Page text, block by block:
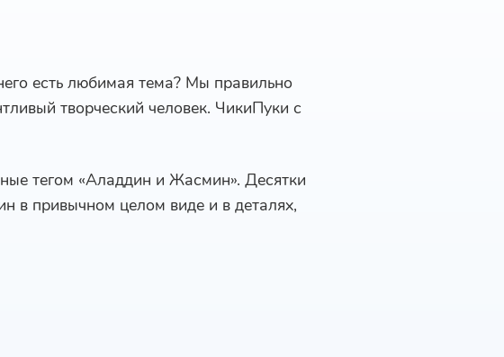
есть любимая тема? Мы правильно
творческий человек. ЧикиПуки с
тегом «Аладдин и Жасмин». Десятки
в привычном целом виде и в деталях,